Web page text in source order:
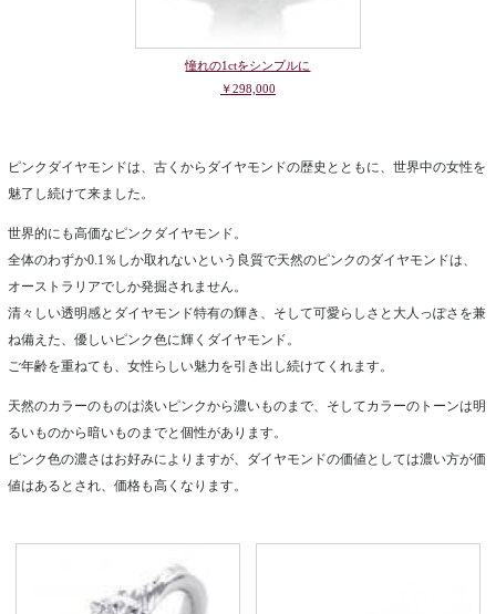
憧れの1ctをシンプルに
￥298,000
ピンクダイヤモンドは、古くからダイヤモンドの歴史とともに、世界中の女性を
魅了し続けて来ました。
世界的にも高価なピンクダイヤモンド。
全体のわずか0.1％しか取れないという良質で天然のピンクのダイヤモンドは、
オーストラリアでしか発掘されません。
清々しい透明感とダイヤモンド特有の輝き、そして可愛らしさと大人っぽさを兼
ね備えた、優しいピンク色に輝くダイヤモンド。
ご年齢を重ねても、女性らしい魅力を引き出し続けてくれます。
天然のカラーのものは淡いピンクから濃いものまで、そしてカラーのトーンは明
るいものから暗いものまでと個性があります。
ピンク色の濃さはお好みによりますが、ダイヤモンドの価値としては濃い方が価
値はあるとされ、価格も高くなります。